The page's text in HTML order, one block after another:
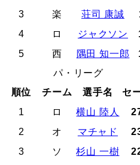
3
楽 荘司 康誠
4
ロ ジャクソン
5
西 隅田 知一郎
パ・リーグ
順位
チーム 選手名
セ
1
ロ 横山 陸人
2
オ マチャド
3
ソ 杉山 一樹